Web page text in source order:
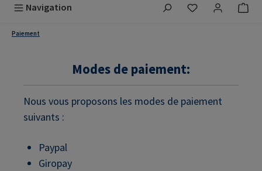
Navigation Vous avez 0
Paiement
Modes de paiement:
Nous vous proposons les modes de paiement
suivants :
Paypal
Giropay